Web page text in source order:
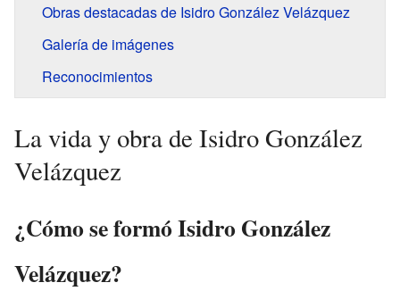
Obras destacadas de Isidro González Velázquez
Galería de imágenes
Reconocimientos
La vida y obra de Isidro González
Velázquez
¿Cómo se formó Isidro González
Velázquez?